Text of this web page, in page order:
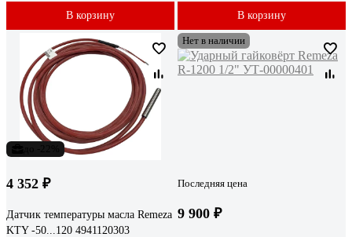
В корзину В корзину
4 352 ₽
Датчик температуры масла Remeza
KTY -50...120 4941120303
Нет в наличии
Последняя цена
9 900 ₽